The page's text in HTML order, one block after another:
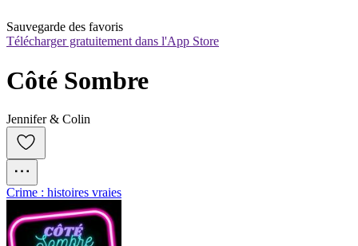
Sauvegarde des favoris
Télécharger gratuitement dans l'App Store
Côté Sombre
Jennifer & Colin
Crime : histoires vraies